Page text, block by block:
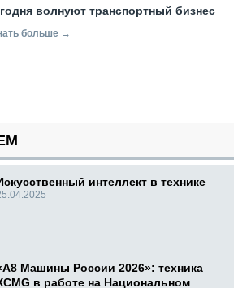
волнуют транспортный бизнес
больше →
интеллект в технике
Машины России 2026»: техника
в работе на Национальном